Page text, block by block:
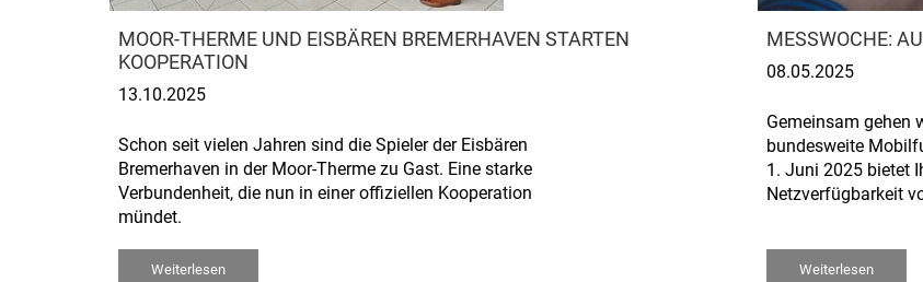
MOOR-THERME UND EISBÄREN BREMERHAVEN STARTEN
KOOPERATION
13.10.2025
Schon seit vielen Jahren sind die Spieler der Eisbären
Bremerhaven in der Moor-Therme zu Gast. Eine starke
Verbundenheit, die nun in einer offiziellen Kooperation
mündet.
Weiterlesen
MESSWOCHE:
08.05.2025
Gemeinsam gehen
bundesweite
1. Juni 2025 bietet
Netzverfügbarkeit
Weiterlesen